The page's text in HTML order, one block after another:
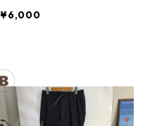
メンズ
¥6,000